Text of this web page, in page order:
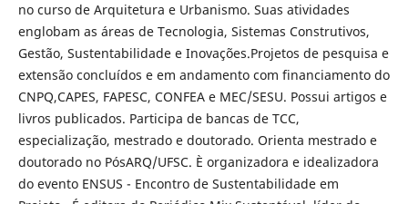
no curso de Arquitetura e Urbanismo. Suas atividades
englobam as áreas de Tecnologia, Sistemas Construtivos,
Gestão, Sustentabilidade e Inovações.Projetos de pesquisa e
extensão concluídos e em andamento com financiamento do
CNPQ,CAPES, FAPESC, CONFEA e MEC/SESU. Possui artigos e
livros publicados. Participa de bancas de TCC,
especialização, mestrado e doutorado. Orienta mestrado e
doutorado no PósARQ/UFSC. È organizadora e idealizadora
do evento ENSUS - Encontro de Sustentabilidade em